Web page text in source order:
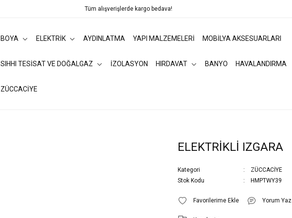
Tüm alışverişlerde kargo bedava!
BOYA ELEKTRİK AYDINLATMA YAPI MALZEMELERİ MOBİLYA AKSESUARLARI
SIHHI TESİSAT VE DOĞALGAZ İZOLASYON HIRDAVAT BANYO HAVALANDIRMA
ZÜCCACİYE
ELEKTRİKLİ IZGARA
Kategori
ZÜCCACİYE
Stok Kodu
HMPTWY39
Yorum Yaz